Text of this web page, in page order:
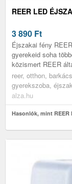
REER LED
3 890 Ft
Éjszakai fény
gyerekeid soha
közismert REER
reer, otthon,
gyerekszoba,
alza.hu
Hasonlók, mint REER